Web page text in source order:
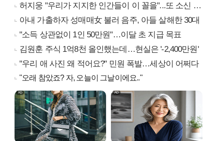
허지웅 "우리가 지지한 인간들이 이 꼴을"...또 소신 발언
아내 가출하자 성매매女 불러 음주, 아들 살해한 30대
"소득 상관없이 1인 50만원"…이달 초 지급 목표
김원훈 주식 1억8천 올인했는데…현실은 '-2,400만원'
"우리 애 사진 왜 적어요?" 민원 폭발…세상이 어쩌다
"오래 참았죠? 자, 오늘이 그날이에요.."